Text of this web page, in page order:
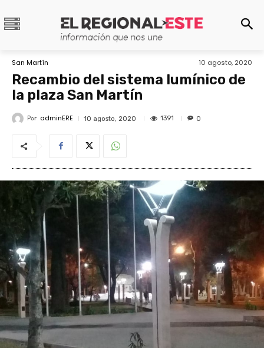
San Martín 10 agosto, 2020
Recambio del sistema lumínico de
la plaza San Martín
Por adminERE 10 agosto, 2020 1391 0